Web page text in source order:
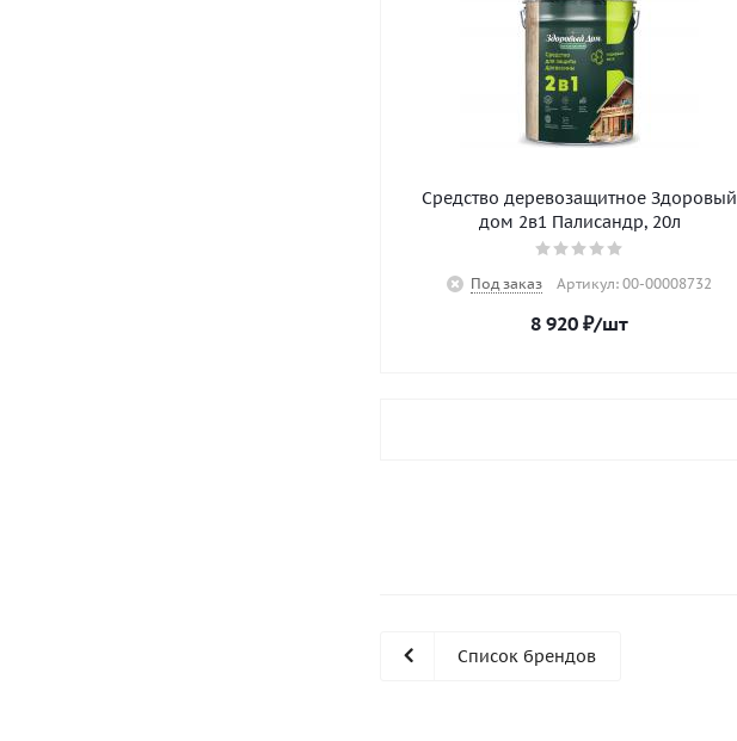
Средство деревозащитное Здоровый
дом 2в1 Палисандр, 20л
Под заказ Артикул: 00-00008732
8 920 ₽/шт
Список брендов